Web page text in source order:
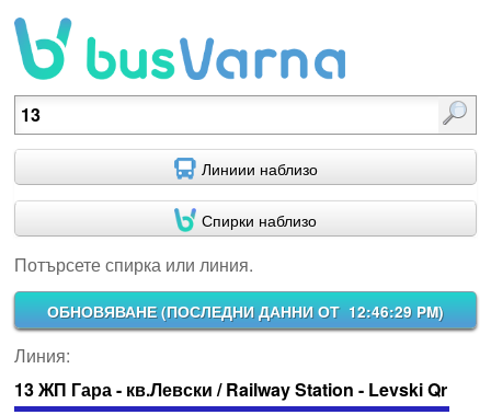
Потърсете спирка или линия.
Линиии наблизо
Спирки наблизо
Потърсете спирка или линия.
ОБНОВЯВАНЕ (ПОСЛЕДНИ ДАННИ ОТ 12:46:29 PM)
Линия:
13 ЖП Гара - кв.Левски / Railway Station - Levski Qr